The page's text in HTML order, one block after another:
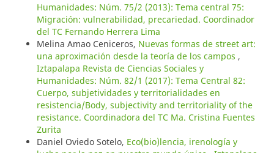
Humanidades: Núm. 75/2 (2013): Tema central 75:
Migración: vulnerabilidad, precariedad. Coordinador
del TC Fernando Herrera Lima
Melina Amao Ceniceros, Nuevas formas de street art:
una aproximación desde la teoría de los campos ,
Iztapalapa Revista de Ciencias Sociales y
Humanidades: Núm. 82/1 (2017): Tema Central 82:
Cuerpo, subjetividades y territorialidades en
resistencia/Body, subjectivity and territoriality of the
resistance. Coordinadora del TC Ma. Cristina Fuentes
Zurita
Daniel Oviedo Sotelo, Eco(bio)lencia, irenología y